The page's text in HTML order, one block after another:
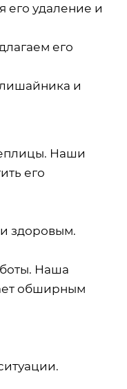
его удаление и
его
и
Наши
его
здоровым.
Наша
обширным